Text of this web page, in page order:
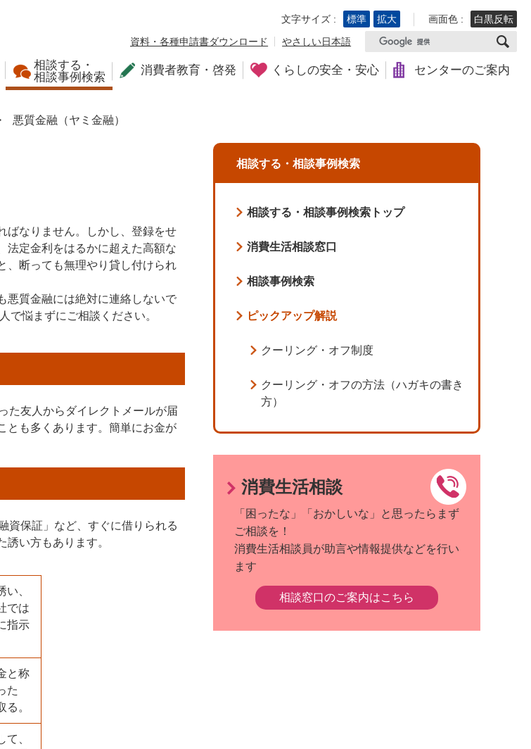
文字サイズ :
標準 拡大 画面色 :
白黒反転
資料・各種申請書ダウンロード
やさしい日本語
相談する・
相談事例検索
消費者教育・啓発 くらしの安全・安心 センターのご案内
悪質金融（ヤミ金融）
ばなりません。しかし、登録をせ
法定金利をはるかに超えた高額な
、断っても無理やり貸し付けられ
悪質金融には絶対に連絡しないで
で悩まずにご相談ください。
た友人からダイレクトメールが届
とも多くあります。簡単にお金が
資保証」など、すぐに借りられる
い方もあります。
、
では
指示
と称
た
。
、
相談する・相談事例検索
相談する・相談事例検索トップ
消費生活相談窓口
相談事例検索
ピックアップ解説
クーリング・オフ制度
クーリング・オフの方法（ハガキの書き
方）
消費生活相談
「困ったな」「おかしいな」と思ったらまず
ご相談を！
消費生活相談員が助言や情報提供などを行い
ます
相談窓口のご案内はこちら